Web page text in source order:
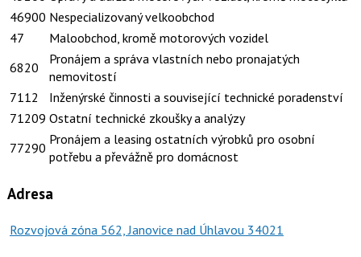
46900 Nespecializovaný velkoobchod
47
Maloobchod, kromě motorových vozidel
6820
Pronájem a správa vlastních nebo pronajatých
nemovitostí
7112
Inženýrské činnosti a související technické poradenství
71209 Ostatní technické zkoušky a analýzy
77290
Pronájem a leasing ostatních výrobků pro osobní
potřebu a převážně pro domácnost
Adresa
Rozvojová zóna 562, Janovice nad Úhlavou 34021